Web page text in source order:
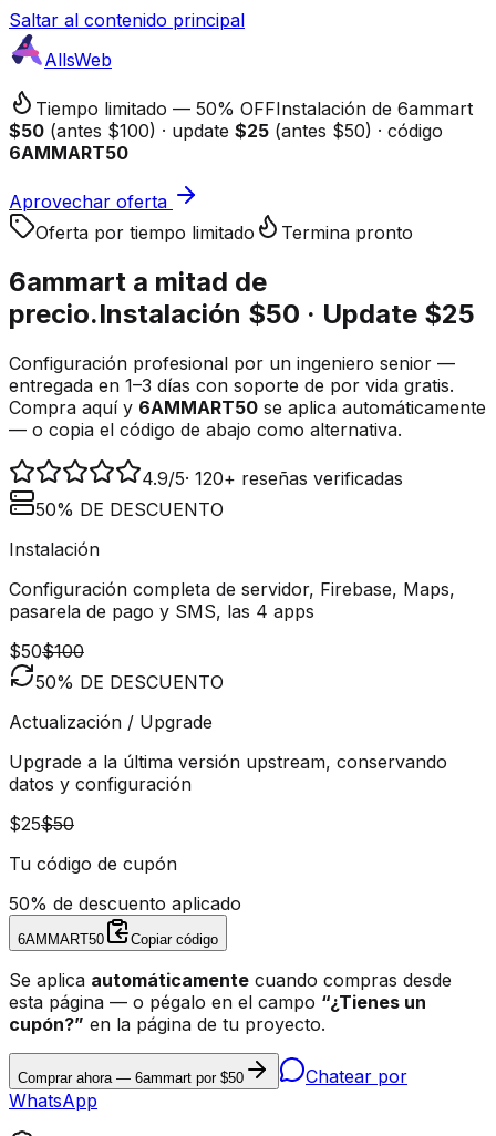
Saltar al contenido principal
AllsWeb
Tiempo limitado — 50% OFFInstalación de 6ammart
$50 (antes $100) · update $25 (antes $50) · código
6AMMART50
Aprovechar oferta
Oferta por tiempo limitado
Termina pronto
6ammart a mitad de
precio.Instalación $50 · Update $25
Configuración profesional por un ingeniero senior —
entregada en 1–3 días con soporte de por vida gratis.
Compra aquí y 6AMMART50 se aplica automáticamente
— o copia el código de abajo como alternativa.
4.9/5· 120+ reseñas verificadas
50% DE DESCUENTO
Instalación
Configuración completa de servidor, Firebase, Maps,
pasarela de pago y SMS, las 4 apps
$50$100
50% DE DESCUENTO
Actualización / Upgrade
Upgrade a la última versión upstream, conservando
datos y configuración
$25$50
Tu código de cupón
50% de descuento aplicado
6AMMART50 Copiar código
Se aplica automáticamente cuando compras desde
esta página — o pégalo en el campo “¿Tienes un
cupón?” en la página de tu proyecto.
Comprar ahora — 6ammart por $50
Chatear por
WhatsApp